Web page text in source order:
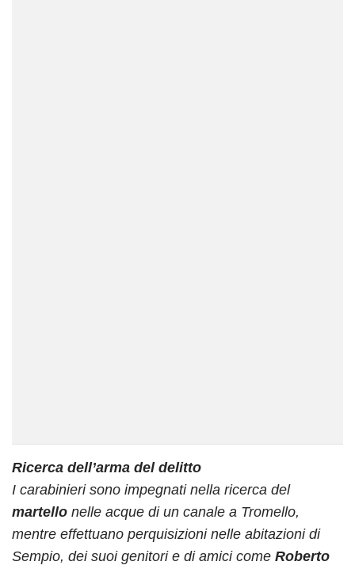
Ricerca dell’arma del delitto
I carabinieri sono impegnati nella ricerca del
martello nelle acque di un canale a Tromello,
mentre effettuano perquisizioni nelle abitazioni di
Sempio, dei suoi genitori e di amici come Roberto